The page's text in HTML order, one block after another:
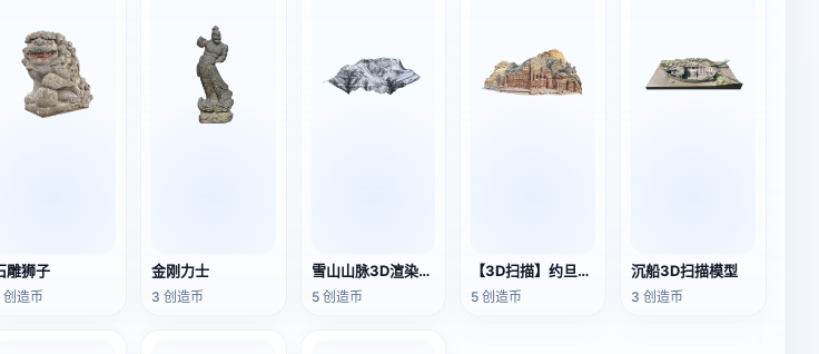
雕狮子
创造币
金刚力士
3 创造币
雪山山脉3D渲染模型
5 创造币
【3D扫描】约旦佩特拉古城的皇家墓室
5 创造币
沉船3D扫描模型
3 创造币